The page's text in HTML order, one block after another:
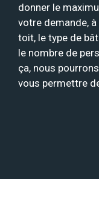
donner le
votre demande,
toit, le type de
le nombre de
ça, nous
vous permettre